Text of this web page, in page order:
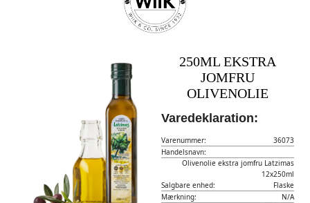
250ML EKSTRA
JOMFRU
OLIVENOLIE
Varedeklaration:
Varenummer:
36073
Handelsnavn:
Olivenolie ekstra jomfru Latzimas
12x250ml
Salgbare enhed:
Flaske
Mærkning:
N/A